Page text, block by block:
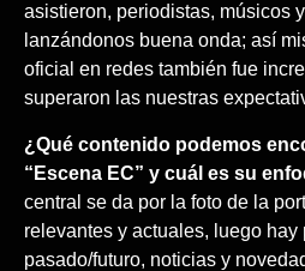
asistieron, periodistas, músicos
lanzándonos buena onda; así
oficial en redes también fue
superaron las nuestras
¿Qué contenido podemos
“Escena EC” y cuál es su
central se da por la foto de la
relevantes y actuales, luego hay
pasado/futuro, noticias y